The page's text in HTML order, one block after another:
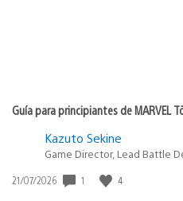
Guía para principiantes de MARVEL
Kazuto Sekine
Game Director, Lead Battle
Fecha
21/07/2026 1 4